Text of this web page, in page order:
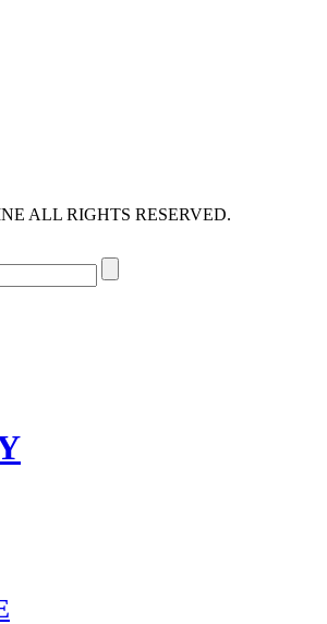
ALL RIGHTS RESERVED.